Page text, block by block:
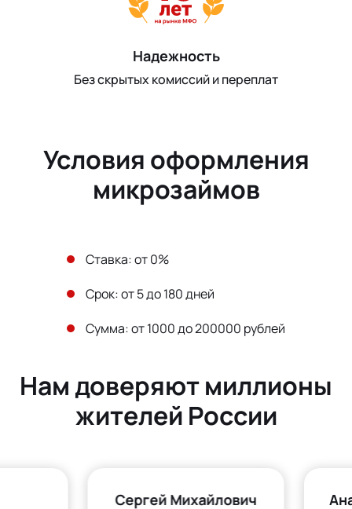
Надежность
Без скрытых комиссий и переплат
Условия оформления
микрозаймов
Ставка: от 0%
Срок: от 5 до 180 дней
Сумма: от 1000 до 200000 рублей
Нам доверяют миллионы
жителей России
Сергей Михайлович